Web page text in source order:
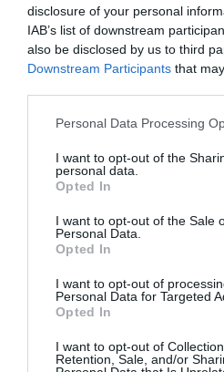
disclosure of your personal
IAB’s list of downstream
also be disclosed by us to third
Downstream Participants that
Personal Data Processing
I want to opt-out of the
personal data.
Opted In
I want to opt-out of the Sale
Personal Data.
Opted In
I want to opt-out of
Personal Data for Targeted
Opted In
I want to opt-out of
Retention, Sale, and/or
El estudio, presentado en el
Dolor, evidencia mejoras en
emocional con el uso de tecnologías
con más
Noticias y
La salud
que más se
Realidad
de
Sanitaria
Ramón y
Lo más leído